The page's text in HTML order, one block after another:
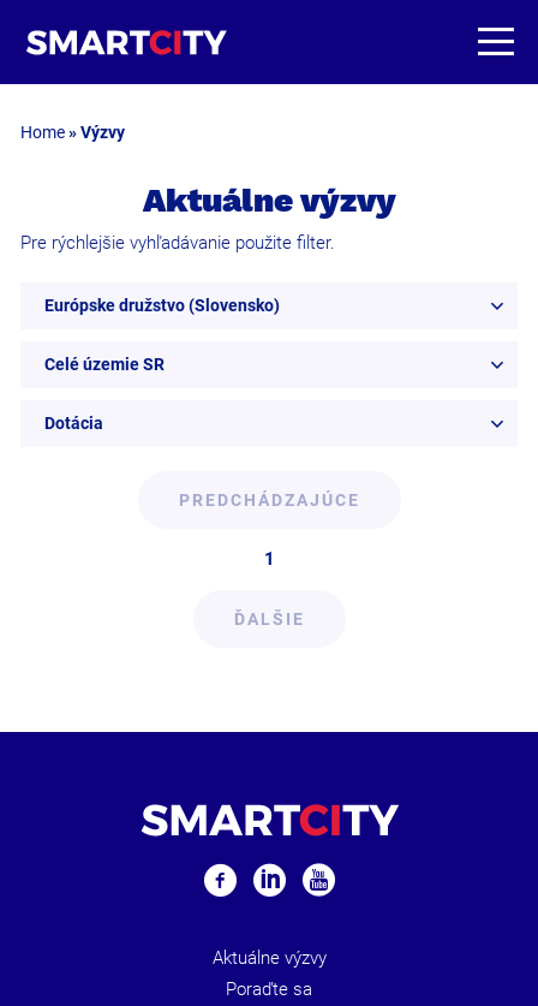
Home»Výzvy
Aktuálne výzvy
Pre rýchlejšie vyhľadávanie použite filter.
Európske družstvo (Slovensko)
Celé územie SR
Dotácia
PREDCHÁDZAJÚCE
1
ĎALŠIE
Aktuálne výzvy
Poraďte sa